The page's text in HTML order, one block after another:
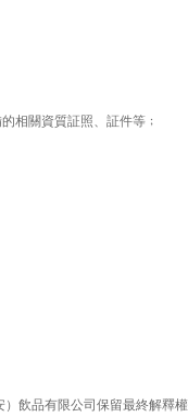
相關資質証照、証件等﹔
飲品有限公司保留最終解釋